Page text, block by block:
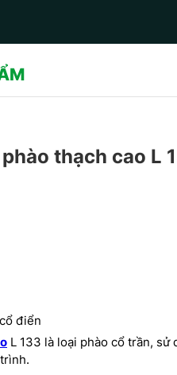
thạch cao L
điển
L 133 là loại phào cổ trần,
THẠCH CAO -
TRÍ TRẦN DO
HAWA
PENHOUSE
THIẾT
PHONG